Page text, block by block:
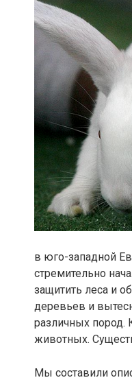
в юго-западной
стремительно
защитить леса и
деревьев и
различных пород.
животных.
Мы составили